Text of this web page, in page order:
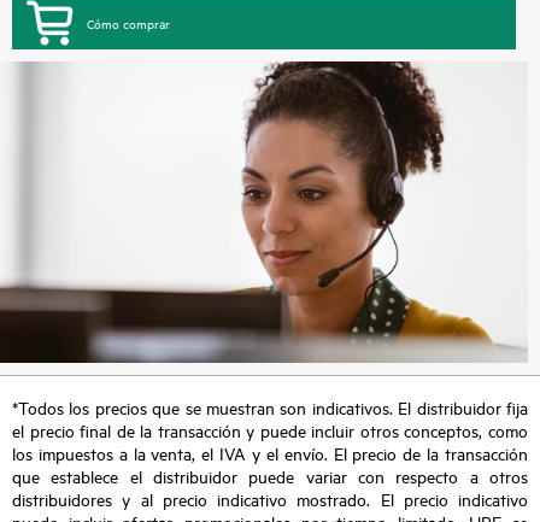
Cómo comprar
*Todos los precios que se muestran son indicativos. El distribuidor fija
el precio final de la transacción y puede incluir otros conceptos, como
los impuestos a la venta, el IVA y el envío. El precio de la transacción
que establece el distribuidor puede variar con respecto a otros
distribuidores y al precio indicativo mostrado. El precio indicativo